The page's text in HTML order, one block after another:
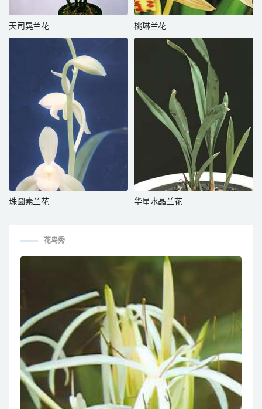
天司晃兰花 桃琳兰花
珠圆素兰花 华星水晶兰花
花鸟秀